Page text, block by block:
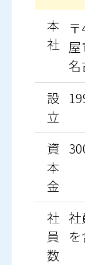
本
社
名
設
立
資
本
金
社
員
数
を